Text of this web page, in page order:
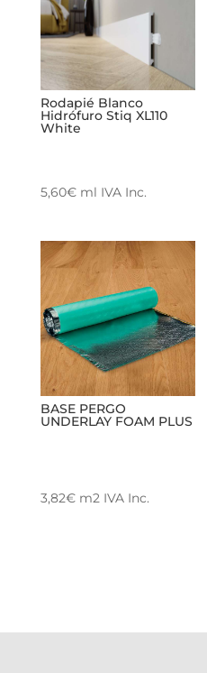
Rodapié Blanco
Hidrófuro Stiq XL110
White
5,60€ml IVA Inc.
BASE PERGO
UNDERLAY FOAM PLUS
3,82€m2 IVA Inc.